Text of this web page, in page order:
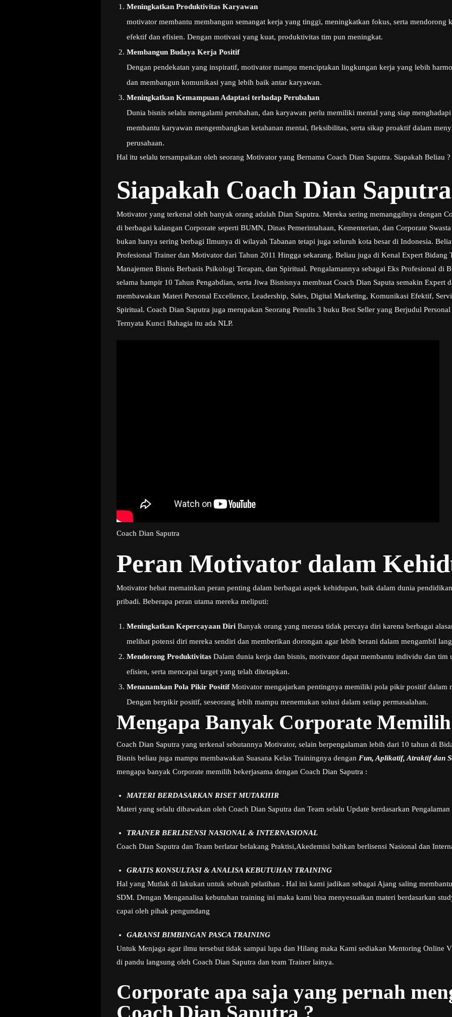
Meningkatkan Produktivitas Karyawan
motivator membantu membangun semangat kerja yang tinggi, meningkatkan fokus, serta mendorong
efektif dan efisien. Dengan motivasi yang kuat, produktivitas tim pun meningkat.
Membangun Budaya Kerja Positif
Dengan pendekatan yang inspiratif, motivator mampu menciptakan lingkungan kerja yang lebih
dan membangun komunikasi yang lebih baik antar karyawan.
Meningkatkan Kemampuan Adaptasi terhadap Perubahan
Dunia bisnis selalu mengalami perubahan, dan karyawan perlu memiliki mental yang siap
membantu karyawan mengembangkan ketahanan mental, fleksibilitas, serta sikap proaktif dalam
perusahaan.
Hal itu selalu tersampaikan oleh seorang Motivator yang Bernama Coach Dian Saputra. Siapakah Beliau ?
Siapakah Coach Dian
Motivator yang terkenal oleh banyak orang adalah Dian Saputra. Mereka sering memanggilnya dengan
di berbagai kalangan Corporate seperti BUMN, Dinas Pemerintahaan, Kementerian, dan Corporate
bukan hanya sering berbagi Ilmunya di wilayah Tabanan tetapi juga seluruh kota besar di Indonesia.
Profesional Trainer dan Motivator dari Tahun 2011 Hingga sekarang. Beliau juga di Kenal Expert Bidang
Manajemen Bisnis Berbasis Psikologi Terapan, dan Spiritual. Pengalamannya sebagai Eks Profesional di
selama hampir 10 Tahun Pengabdian, serta Jiwa Bisnisnya membuat Coach Dian Saputa semakin Expert
membawakan Materi Personal Excellence, Leadership, Sales, Digital Marketing, Komunikasi Efektif,
Spiritual. Coach Dian Saputra juga merupakan Seorang Penulis 3 buku Best Seller yang Berjudul
Ternyata Kunci Bahagia itu ada NLP.
Coach Dian Saputra
Peran Motivator dalam
Motivator hebat memainkan peran penting dalam berbagai aspek kehidupan, baik dalam dunia
pribadi. Beberapa peran utama mereka meliputi:
Meningkatkan Kepercayaan DiriBanyak orang yang merasa tidak percaya diri karena berbagai
melihat potensi diri mereka sendiri dan memberikan dorongan agar lebih berani dalam mengambil
Mendorong ProduktivitasDalam dunia kerja dan bisnis, motivator dapat membantu individu dan tim
efisien, serta mencapai target yang telah ditetapkan.
Menanamkan Pola Pikir PositifMotivator mengajarkan pentingnya memiliki pola pikir positif dalam
Dengan berpikir positif, seseorang lebih mampu menemukan solusi dalam setiap permasalahan.
Mengapa Banyak Corporate
Coach Dian Saputra yang terkenal sebutannya Motivator, selain berpengalaman lebih dari 10 tahun di
Bisnis beliau juga mampu membawakan Suasana Kelas Trainingnya dengan Fun, Aplikatif, Atraktif dan
mengapa banyak Corporate memilih bekerjasama dengan Coach Dian Saputra :
MATERI BERDASARKAN RISET MUTAKHIR
Materi yang selalu dibawakan oleh Coach Dian Saputra dan Team selalu Update berdasarkan
TRAINER BERLISENSI NASIONAL & INTERNASIONAL
Coach Dian Saputra dan Team berlatar belakang Praktisi,Akedemisi bahkan berlisensi Nasional dan
GRATIS KONSULTASI & ANALISA KEBUTUHAN TRAINING
Hal yang Mutlak di lakukan untuk sebuah pelatihan . Hal ini kami jadikan sebagai Ajang saling
SDM. Dengan Menganalisa kebutuhan training ini maka kami bisa menyesuaikan materi berdasarkan
capai oleh pihak pengundang
GARANSI BIMBINGAN PASCA TRAINING
Untuk Menjaga agar ilmu tersebut tidak sampai lupa dan Hilang maka Kami sediakan Mentoring Online
di pandu langsung oleh Coach Dian Saputra dan team Trainer lainya.
Corporate apa saja yang pernah